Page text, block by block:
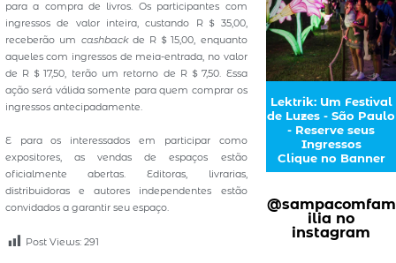
para a compra de livros. Os participantes com
ingressos de valor inteira, custando R＄35,00,
receberão um cashback de R＄15,00, enquanto
aqueles com ingressos de meia-entrada, no valor
de R＄17,50, terão um retorno de R＄7,50. Essa
ação será válida somente para quem comprar os
ingressos antecipadamente.
E para os interessados em participar como
expositores, as vendas de espaços estão
oficialmente abertas. Editoras, livrarias,
distribuidoras e autores independentes estão
convidados a garantir seu espaço.
Post Views: 291
Lektrik: Um Festival
de Luzes - São Paulo
- Reserve seus
Ingressos
Clique no Banner
@sampacomfam
ilia no
instagram